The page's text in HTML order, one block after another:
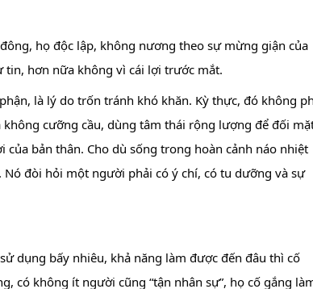
họ độc lập, không nương theo sự mừng giận của
tin, hơn nữa không vì cái lợi trước mắt.
là lý do trốn tránh khó khăn. Kỳ thực, đó không
cưỡng cầu, dùng tâm thái rộng lượng để đối
bản thân. Cho dù sống trong hoàn cảnh náo nhiệt
đòi hỏi một người phải có ý chí, có tu dưỡng và sự
dụng bấy nhiêu, khả năng làm được đến đâu thì cố
có không ít người cũng “tận nhân sự”, họ cố gắng